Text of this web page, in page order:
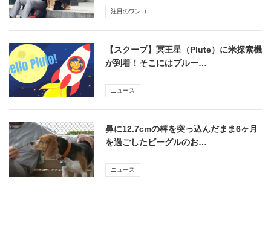
注目のワンコ
【スクープ】冥王星（Plute）に米探索機
が到着！そこにはプルー…
ニュース
鼻に12.7cmの棒を突っ込んだまま6ヶ月
を過ごしたビーグルのお…
ニュース